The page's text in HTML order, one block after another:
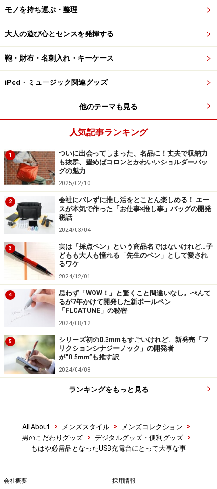
が、ファイルシステムで有名なライツ社が作った製品、
基本的な機能をしっかり押さえた使い勝手
の良さ
機能的には、4つのUSB端子が用意されていて、その内１
つが、iPadなどのタブレット用というもの。内部には長
いケーブルを使った場合の、ケーブル巻きが用意されて
いますし、ミニUSBやマイクロUSBの短いケーブルも付
属しているので、内部でケーブルがこんがらがる事がな
い。元々、外寸で、W100×D121mmとコンパクトなの
で、決して広くはないが、機器4台分のケーブルを上手
くさばけるようになっているわけだ。
かなり便利なのは、ケーブルの端、つまり充電用のプラ
グを、前方と後方、好きな方から出せるようになってい
る事。スマートフォンは、ほとんどが充電プラグが下に
付いているので、前方からケーブルを出せば良いのです
が、少し大きな、例えばKindle Paperwhiteのようなタブ
レットだと、上から出して横向きに置いたKindleに差し
込んだ方が収まりが良いのです。また、予備バッテリー
などは充電用の差し込み口が上に付いているものも多い
iPhoneとiPad miniとKindle Paperwhiteを置いて充電中。これ
がガイド納富の普段使いのパターン。
スリットに立てて、ディスプレイスタンド的に使いなが
モノを持ち運ぶ・整理
大人の遊び心とセンスを発揮する
鞄・財布・名刺入れ・キーケース
iPod・ミュージック関連グッズ
他のテーマも見る
人気記事ランキング
1
ついに出会ってしまった、名品に！丈夫で収納力
も抜群、畳めばコロンとかわいいショルダーバッ
グの魅力
2025/02/10
2
会社にバレずに推し活をとことん楽しめる！ エー
スが本気で作った「お仕事×推し事」バッグの開発
秘話
2024/03/04
3
実は「採点ペン」という商品名ではないけれど…子
どもも大人も憧れる「先生のペン」として愛され
るワケ
2024/12/01
4
思わず「WOW！」と驚くこと間違いなし。ぺんて
るが7年かけて開発した新ボールペン
「FLOATUNE」の秘密
2024/08/12
5
シリーズ初の0.3mmもすごいけれど、新発売「フ
リクションシナジーノック」の開発者
が“0.5mm”も推す訳
2024/04/08
ランキングをもっと見る
All About > メンズスタイル > メンズコレクション
>
男のこだわりグッズ
> デジタルグッズ・便利グッズ
>
もはや必需品となったUSB充電台にとって大事な事
会社概要 採用情報